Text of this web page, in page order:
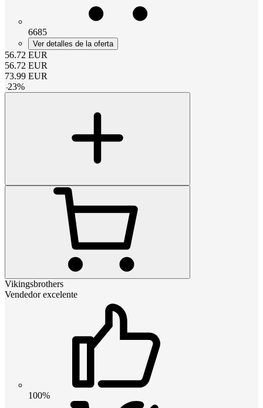
6685
Ver detalles de la oferta
56.72 EUR
56.72 EUR
73.99 EUR
-23%
Vikingsbrothers
Vendedor excelente
100%